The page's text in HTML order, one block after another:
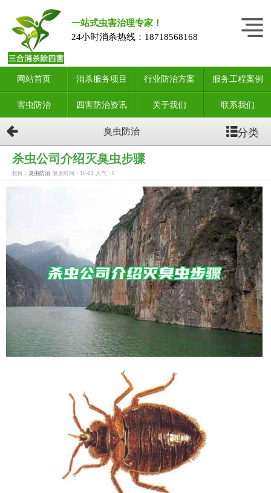
一站式虫害治理专家！
24小时消杀热线： 18718568168
网站首页 消杀服务项目 行业防治方案 服务工程案例
害虫防治 四害防治资讯 关于我们 联系我们
臭虫防治 分类
杀虫公司介绍灭臭虫步骤
栏目： 臭虫防治 发表时间：10-01 人气： 0